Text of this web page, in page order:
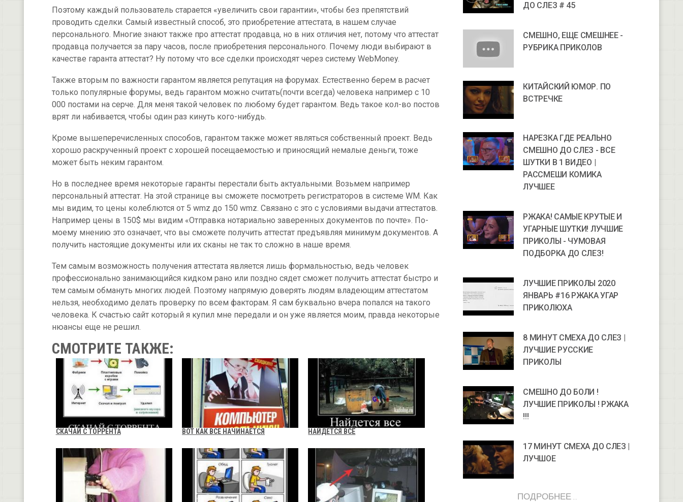
Поэтому каждый пользователь старается «увеличить свои гарантии», чтобы без препятствий
проводить сделки. Самый известный способ, это приобретение аттестата, в нашем случае
персонального. Многие знают также про аттестат продавца, но в них отличия нет, потому что аттестат
продавца получается за пару часов, после приобретения персонального. Почему люди выбирают в
качестве гаранта аттестат? Ну потому что все сделки происходят через систему WebMoney.
Также вторым по важности гарантом является репутация на форумах. Естественно берем в расчет
только популярные форумы, ведь гарантом можно считать(почти всегда) человека например с 10
000 постами на серче. Для меня такой человек по любому будет гарантом. Ведь такое кол-во постов
врят ли набивается, чтобы один раз кинуть кого-нибудь.
Кроме вышеперечисленных способов, гарантом также может являться собственный проект. Ведь
хорошо раскрученный проект с хорошей посещаемостью и приносящий немалые деньги, тоже
может быть неким гарантом.
Но в последнее время некоторые гаранты перестали быть актуальными. Возьмем например
персональный аттестат. На этой странице вы сможете посмотреть регистраторов в системе WM. Как
мы видим, то цены колеблются от 5 wmz до 150 wmz. Связано с это с условиями выдачи аттестатов.
Например цены в 150$ мы видим «Отправка нотариально заверенных документов по почте». По-
моему мнению это означает, что вы сможете получить аттестат предъявляя минимум документов. А
получить настоящие документы или их сканы не так то сложно в наше время.
Тем самым возможность получения аттестата является лишь формальностью, ведь человек
профессионально занимающийся кидком рано или поздно сядет сможет получить аттестат быстро и
тем самым обмануть многих людей. Поэтому напрямую доверять людям владеющим аттестатом
нельзя, необходимо делать проверку по всем факторам. Я сам буквально вчера попался на такого
человека. К счастью сайт который я купил мне передали и он уже является моим, правда некоторые
нюансы еще не решил.
СМОТРИТЕ ТАКЖЕ:
СКАЧАЙ С ТОРРЕНТА ВОТ КАК ВСЕ НАЧИНАЕТСЯ НАЙДЕТСЯ ВСЁ
ДО СЛЕЗ # 45
СМЕШНО, ЕЩЕ СМЕШНЕЕ -
РУБРИКА ПРИКОЛОВ
КИТАЙСКИЙ ЮМОР. ПО
ВСТРЕЧКЕ
НАРЕЗКА ГДЕ РЕАЛЬНО
СМЕШНО ДО СЛЕЗ - ВСЕ
ШУТКИ В 1 ВИДЕО |
РАССМЕШИ КОМИКА
ЛУЧШЕЕ
РЖАКА! САМЫЕ КРУТЫЕ И
УГАРНЫЕ ШУТКИ! ЛУЧШИЕ
ПРИКОЛЫ - ЧУМОВАЯ
ПОДБОРКА ДО СЛЕЗ!
ЛУЧШИЕ ПРИКОЛЫ 2020
ЯНВАРЬ #16 РЖАКА УГАР
ПРИКОЛЮХА
8 МИНУТ СМЕХА ДО СЛЕЗ |
ЛУЧШИЕ РУССКИЕ
ПРИКОЛЫ
СМЕШНО ДО БОЛИ !
ЛУЧШИЕ ПРИКОЛЫ ! РЖАКА
!!!
17 МИНУТ СМЕХА ДО СЛЕЗ |
ЛУЧШОЕ
ПОДРОБНЕЕ ...